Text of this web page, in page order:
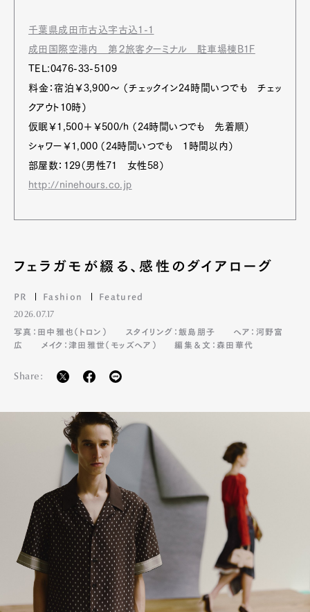
千葉県成田市古込字古込1-1
成田国際空港内 第２旅客ターミナル 駐車場棟B1F
TEL:0476-33-5109
料金：宿泊￥3,900～ （チェックイン24時間いつでも チェッ
クアウト10時）
仮眠￥1,500＋￥500/h （24時間いつでも 先着順）
シャワー￥1,000 （24時間いつでも 1時間以内）
部屋数：129（男性71 女性58）
http://ninehours.co.jp
フェラガモが綴る、感性のダイアローグ
PR Fashion Featured
2026.07.17
写真：田中雅也（トロン）
スタイリング：飯島朋子
ヘア：河野富
広
メイク：津田雅世（モッズヘア） 編集＆文：森田華代
Share: